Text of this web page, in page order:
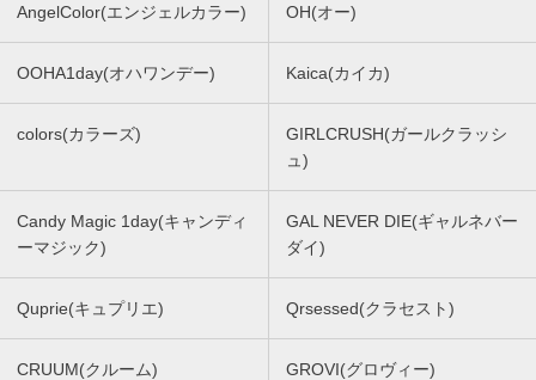
AngelColor(エンジェルカラー) OH(オー)
OOHA1day(オハワンデー) Kaica(カイカ)
colors(カラーズ)
GIRLCRUSH(ガールクラッシ
ュ)
Candy Magic 1day(キャンディ
ーマジック)
GAL NEVER DIE(ギャルネバー
ダイ)
Quprie(キュプリエ) Qrsessed(クラセスト)
CRUUM(クルーム) GROVI(グロヴィー)